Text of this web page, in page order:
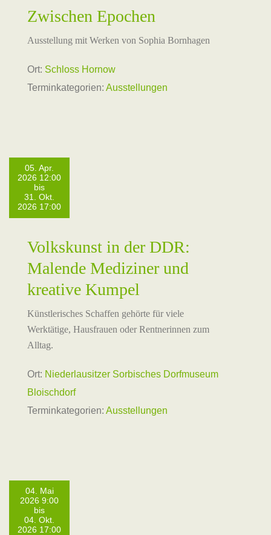
Zwischen Epochen
Ausstellung mit Werken von Sophia Bornhagen
Ort: Schloss Hornow
Terminkategorien: Ausstellungen
05. Apr.
2026 12:00
bis
31. Okt.
2026 17:00
Volkskunst in der DDR:
Malende Mediziner und
kreative Kumpel
Künstlerisches Schaffen gehörte für viele
Werktätige, Hausfrauen oder Rentnerinnen zum
Alltag.
Ort: Niederlausitzer Sorbisches Dorfmuseum
Bloischdorf
Terminkategorien: Ausstellungen
04. Mai
2026 9:00
bis
04. Okt.
2026 17:00